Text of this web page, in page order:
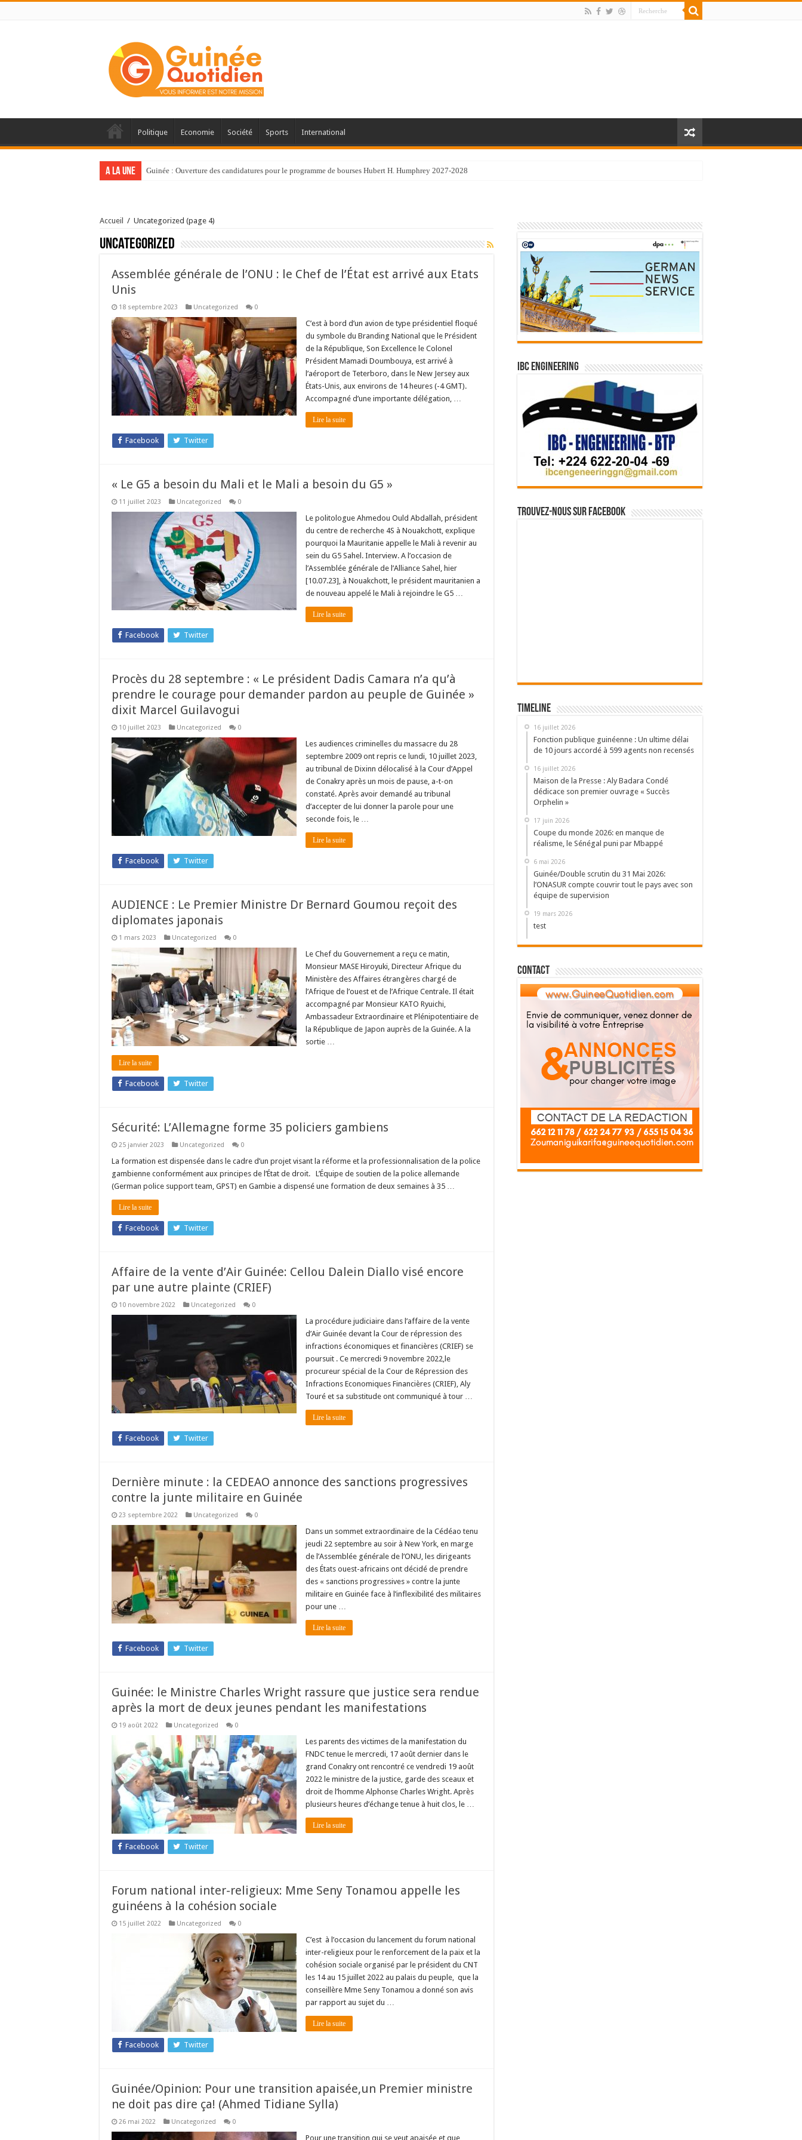
Politique Economie Société Sports International
A la une Guinée : Ouverture des candidatures pour le programme de bourses Hubert H. Humphrey 2027-2028
Accueil / Uncategorized (page 4)
Uncategorized
Assemblée générale de l’ONU : le Chef de l’État est arrivé aux Etats
Unis
18 septembre 2023 Uncategorized 0
C’est à bord d’un avion de type présidentiel floqué
du symbole du Branding National que le Président
de la République, Son Excellence le Colonel
Président Mamadi Doumbouya, est arrivé à
l’aéroport de Teterboro, dans le New Jersey aux
États-Unis, aux environs de 14 heures (-4 GMT).
Accompagné d’une importante délégation, …
Lire la suite
Facebook Twitter
« Le G5 a besoin du Mali et le Mali a besoin du G5 »
11 juillet 2023 Uncategorized 0
Le politologue Ahmedou Ould Abdallah, président
du centre de recherche 4S à Nouakchott, explique
pourquoi la Mauritanie appelle le Mali à revenir au
sein du G5 Sahel. Interview. A l’occasion de
l’Assemblée générale de l’Alliance Sahel, hier
[10.07.23], à Nouakchott, le président mauritanien a
de nouveau appelé le Mali à rejoindre le G5 …
Lire la suite
Facebook Twitter
Procès du 28 septembre : « Le président Dadis Camara n’a qu’à
prendre le courage pour demander pardon au peuple de Guinée »
dixit Marcel Guilavogui
10 juillet 2023 Uncategorized 0
Les audiences criminelles du massacre du 28
septembre 2009 ont repris ce lundi, 10 juillet 2023,
au tribunal de Dixinn délocalisé à la Cour d’Appel
de Conakry après un mois de pause, a-t-on
constaté. Après avoir demandé au tribunal
d’accepter de lui donner la parole pour une
seconde fois, le …
Lire la suite
Facebook Twitter
AUDIENCE : Le Premier Ministre Dr Bernard Goumou reçoit des
diplomates japonais
1 mars 2023 Uncategorized 0
Le Chef du Gouvernement a reçu ce matin,
Monsieur MASE Hiroyuki, Directeur Afrique du
Ministère des Affaires étrangères chargé de
l’Afrique de l’ouest et de l’Afrique Centrale. Il était
accompagné par Monsieur KATO Ryuichi,
Ambassadeur Extraordinaire et Plénipotentiaire de
la République de Japon auprès de la Guinée. A la
sortie …
Lire la suite
Facebook Twitter
Sécurité: L’Allemagne forme 35 policiers gambiens
25 janvier 2023 Uncategorized 0
La formation est dispensée dans le cadre d’un projet visant la réforme et la professionnalisation de la police
gambienne conformément aux principes de l’État de droit. L’Équipe de soutien de la police allemande
(German police support team, GPST) en Gambie a dispensé une formation de deux semaines à 35 …
Lire la suite
Facebook Twitter
Affaire de la vente d’Air Guinée: Cellou Dalein Diallo visé encore
par une autre plainte (CRIEF)
10 novembre 2022 Uncategorized 0
La procédure judiciaire dans l’affaire de la vente
d’Air Guinée devant la Cour de répression des
infractions économiques et financières (CRIEF) se
poursuit . Ce mercredi 9 novembre 2022,le
procureur spécial de la Cour de Répression des
Infractions Economiques Financières (CRIEF), Aly
Touré et sa substitude ont communiqué à tour …
Lire la suite
Facebook Twitter
Dernière minute : la CEDEAO annonce des sanctions progressives
contre la junte militaire en Guinée
23 septembre 2022 Uncategorized 0
Dans un sommet extraordinaire de la Cédéao tenu
jeudi 22 septembre au soir à New York, en marge
de l’Assemblée générale de l’ONU, les dirigeants
des États ouest-africains ont décidé de prendre
des « sanctions progressives » contre la junte
militaire en Guinée face à l’inflexibilité des militaires
pour une …
Lire la suite
Facebook Twitter
Guinée: le Ministre Charles Wright rassure que justice sera rendue
après la mort de deux jeunes pendant les manifestations
19 août 2022 Uncategorized 0
Les parents des victimes de la manifestation du
FNDC tenue le mercredi, 17 août dernier dans le
grand Conakry ont rencontré ce vendredi 19 août
2022 le ministre de la justice, garde des sceaux et
droit de l’homme Alphonse Charles Wright. Après
plusieurs heures d’échange tenue à huit clos, le …
Lire la suite
Facebook Twitter
Forum national inter-religieux: Mme Seny Tonamou appelle les
guinéens à la cohésion sociale
15 juillet 2022 Uncategorized 0
C’est à l’occasion du lancement du forum national
inter-religieux pour le renforcement de la paix et la
cohésion sociale organisé par le président du CNT
les 14 au 15 juillet 2022 au palais du peuple, que la
conseillère Mme Seny Tonamou a donné son avis
par rapport au sujet du …
Lire la suite
Facebook Twitter
Guinée/Opinion: Pour une transition apaisée,un Premier ministre
ne doit pas dire ça! (Ahmed Tidiane Sylla)
26 mai 2022 Uncategorized 0
Pour une transition qui se veut apaisée et que
IBC Engineering
Trouvez-nous sur Facebook
Timeline
16 juillet 2026
Fonction publique guinéenne : Un ultime délai
de 10 jours accordé à 599 agents non recensés
16 juillet 2026
Maison de la Presse : Aly Badara Condé
dédicace son premier ouvrage « Succès
Orphelin »
17 juin 2026
Coupe du monde 2026: en manque de
réalisme, le Sénégal puni par Mbappé
6 mai 2026
Guinée/Double scrutin du 31 Mai 2026:
l’ONASUR compte couvrir tout le pays avec son
équipe de supervision
19 mars 2026
test
Contact